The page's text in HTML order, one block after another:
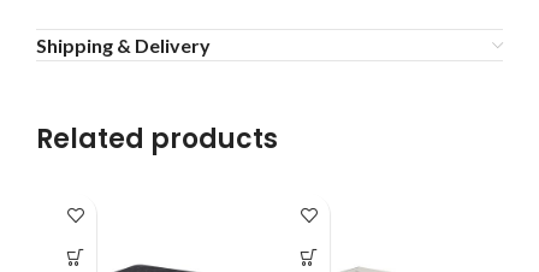
Shipping & Delivery
Related products